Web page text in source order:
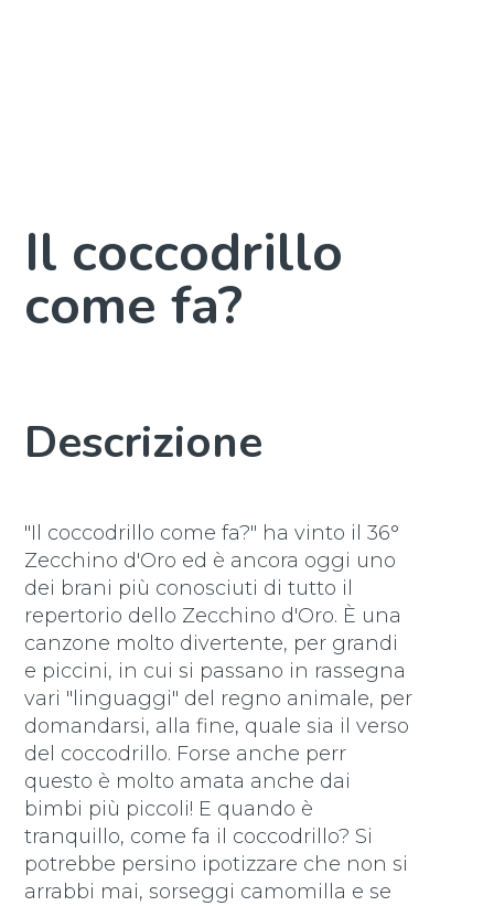
Il coccodrillo
come fa?
Descrizione
"Il coccodrillo come fa?" ha vinto il 36°
Zecchino d'Oro ed è ancora oggi uno
dei brani più conosciuti di tutto il
repertorio dello Zecchino d'Oro. È una
canzone molto divertente, per grandi
e piccini, in cui si passano in rassegna
vari "linguaggi" del regno animale, per
domandarsi, alla fine, quale sia il verso
del coccodrillo. Forse anche perr
questo è molto amata anche dai
bimbi più piccoli! E quando è
tranquillo, come fa il coccodrillo? Si
potrebbe persino ipotizzare che non si
arrabbi mai, sorseggi camomilla e se